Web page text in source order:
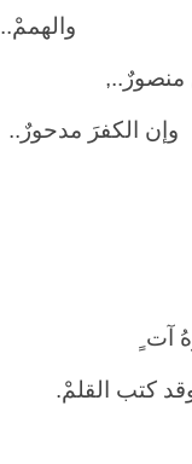
منصورٌ..,
مدحورٌ..
القلمْ.